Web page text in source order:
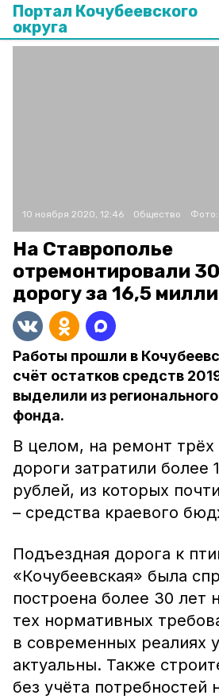
Портал Кочубеевского
округа
10 ноября 2020, 12:46 Общество Фото:
На Ставрополье
отремонтировали
дорогу за 16,5
Работы прошли в
счёт остатков средств
выделили из
фонда.
В целом, на ремонт
дороги затратили более
рублей, из которых
– средства краевого
Подъездная дорога к
«Кочубеевская» была
построена более 30 лет
тех нормативных
в современных реалиях
актуальны. Также
без учёта потребностей